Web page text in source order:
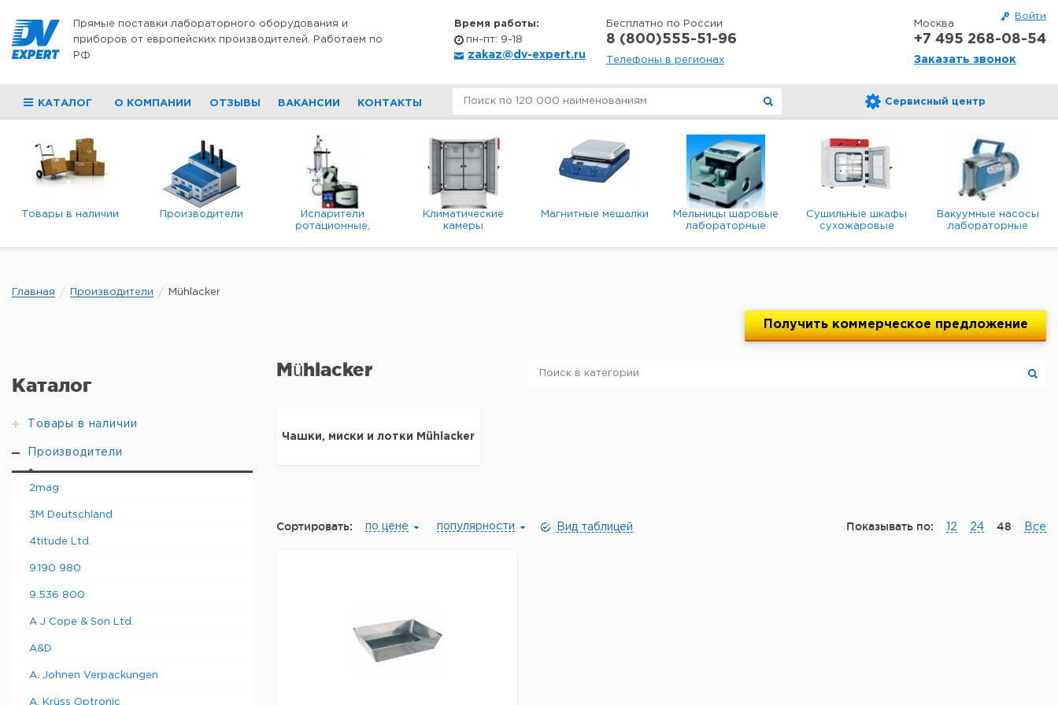
Войти
Прямые поставки лабораторного оборудования и
приборов от европейских производителей. Работаем по
РФ
Время работы:
пн-пт: 9-18
zakaz@dv-expert.ru
Бесплатно по России
8 (800)555-51-96
Телефоны в регионах
Москва
+7 495 268-08-54
Заказать звонок
КАТАЛОГ О КОМПАНИИ ОТЗЫВЫ ВАКАНСИИ КОНТАКТЫ Сервисный центр
Товары в наличии Производители
Испарители
ротационные,
вакуумные
Климатические
камеры
Магнитные мешалки
Мельницы шаровые
лабораторные
Сушильные шкафы
сухожаровые
Вакуумные насосы
лабораторные
мембранные
Главная Производители Mühlacker
Получить коммерческое предложение
Каталог
Товары в наличии
Производители
2mag
3M Deutschland
4titude Ltd.
9.190 980
9.536 800
A J Cope & Son Ltd.
A&D
A. Johnen Verpackungen
A. Krüss Optronic
Mühlacker
Чашки, миски и лотки Mühlacker
Сортировать: по цене популярности Вид таблицей Показывать по: 12 24 48 Все